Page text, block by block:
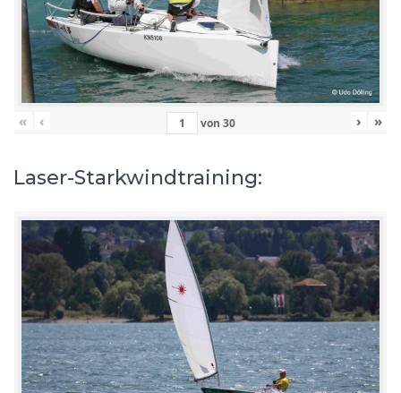
« ‹ von 30 › »
Laser-Starkwindtraining: